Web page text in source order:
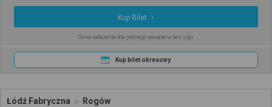
Kup Bilet
Cena całkowita dla jednego pasażera bez ulgi
Kup bilet okresowy
Łódź Fabryczna Rogów